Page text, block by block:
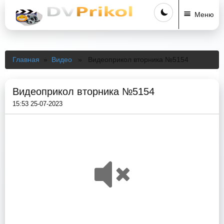
Меню
Главная » Видео » Видеоприкол вторника №5154
Видеоприкол вторника №5154
15:53 25-07-2023